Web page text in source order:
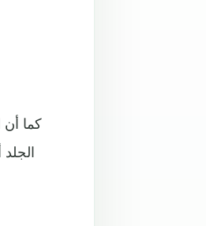
كما أن